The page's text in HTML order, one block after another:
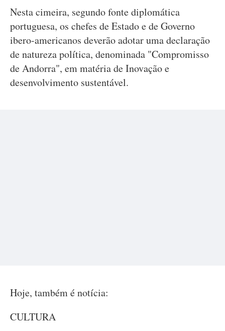
Nesta cimeira, segundo fonte diplomática
portuguesa, os chefes de Estado e de Governo
ibero-americanos deverão adotar uma declaração
de natureza política, denominada "Compromisso
de Andorra", em matéria de Inovação e
desenvolvimento sustentável.
Hoje, também é notícia:
CULTURA